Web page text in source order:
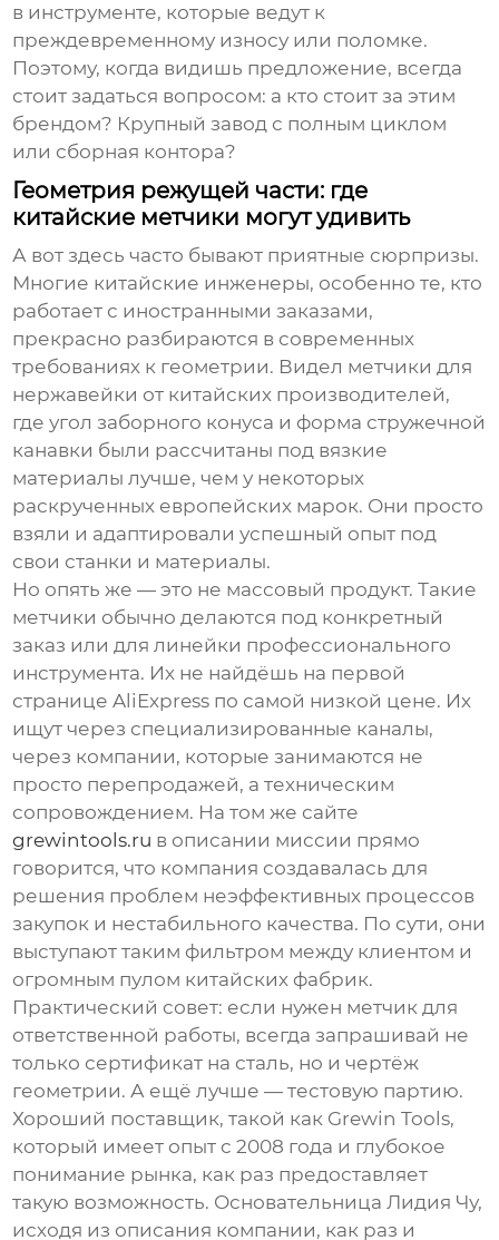
в инструменте, которые ведут к
преждевременному износу или поломке.
Поэтому, когда видишь предложение, всегда
стоит задаться вопросом: а кто стоит за этим
брендом? Крупный завод с полным циклом
или сборная контора?
Геометрия режущей части: где
китайские метчики могут удивить
А вот здесь часто бывают приятные сюрпризы.
Многие китайские инженеры, особенно те, кто
работает с иностранными заказами,
прекрасно разбираются в современных
требованиях к геометрии. Видел метчики для
нержавейки от китайских производителей,
где угол заборного конуса и форма стружечной
канавки были рассчитаны под вязкие
материалы лучше, чем у некоторых
раскрученных европейских марок. Они просто
взяли и адаптировали успешный опыт под
свои станки и материалы.
Но опять же — это не массовый продукт. Такие
метчики обычно делаются под конкретный
заказ или для линейки профессионального
инструмента. Их не найдёшь на первой
странице AliExpress по самой низкой цене. Их
ищут через специализированные каналы,
через компании, которые занимаются не
просто перепродажей, а техническим
сопровождением. На том же сайте
grewintools.ru в описании миссии прямо
говорится, что компания создавалась для
решения проблем неэффективных процессов
закупок и нестабильного качества. По сути, они
выступают таким фильтром между клиентом и
огромным пулом китайских фабрик.
Практический совет: если нужен метчик для
ответственной работы, всегда запрашивай не
только сертификат на сталь, но и чертёж
геометрии. А ещё лучше — тестовую партию.
Хороший поставщик, такой как Grewin Tools,
который имеет опыт с 2008 года и глубокое
понимание рынка, как раз предоставляет
такую возможность. Основательница Лидия Чу,
исходя из описания компании, как раз и